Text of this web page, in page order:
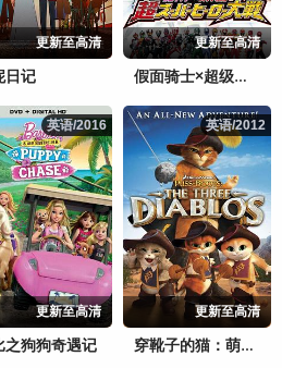
更新至高清
日记
更新至高清
假面骑士×超级战队超超级英雄大战
英语/2016
英语/2016
更新至高清
之狗狗奇遇记
英语/2012
英语/2012
更新至高清
穿靴子的猫：萌猫三剑客